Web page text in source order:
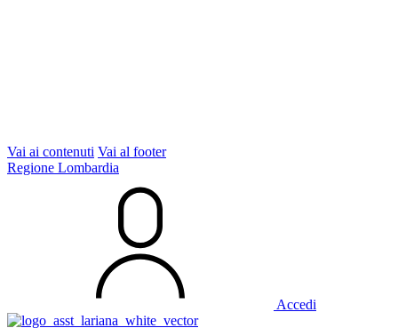
Vai ai contenuti Vai al footer
Regione Lombardia
Accedi